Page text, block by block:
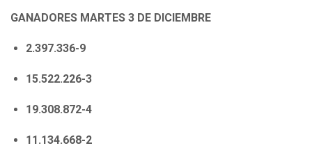
GANADORES MARTES 3 DE DICIEMBRE
2.397.336-9
15.522.226-3
19.308.872-4
11.134.668-2